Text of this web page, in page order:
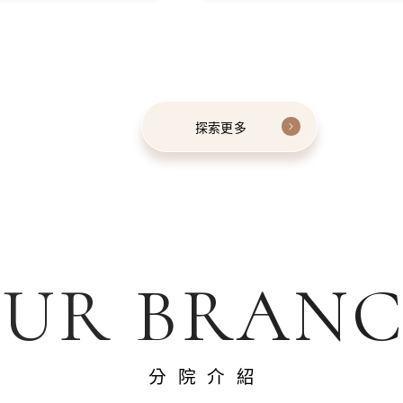
探索更多
分院介紹